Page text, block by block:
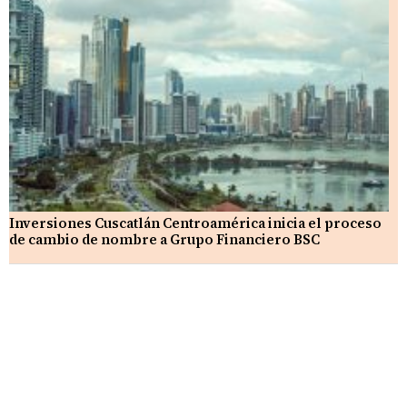
Inversiones Cuscatlán Centroamérica inicia el proceso
de cambio de nombre a Grupo Financiero BSC